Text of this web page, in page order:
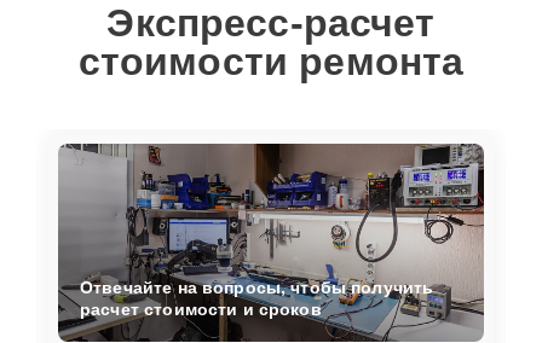
Экспресс-расчет
стоимости ремонта
Отвечайте на вопросы, чтобы получить
расчет стоимости и сроков